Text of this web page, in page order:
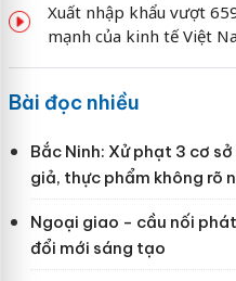
Xuất nhập khẩu vượt
mạnh của kinh tế Việt
Bài đọc nhiều
Bắc Ninh: Xử phạt 3 cơ
giả, thực phẩm không rõ
Ngoại giao - cầu nối
đổi mới sáng tạo